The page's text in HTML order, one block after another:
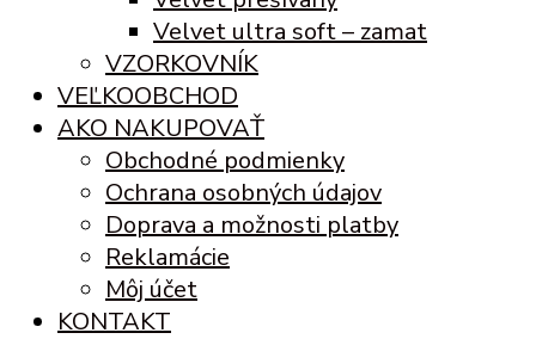
Velvet ultra soft – zamat
VZORKOVNÍK
VEĽKOOBCHOD
AKO NAKUPOVAŤ
Obchodné podmienky
Ochrana osobných údajov
Doprava a možnosti platby
Reklamácie
Môj účet
KONTAKT